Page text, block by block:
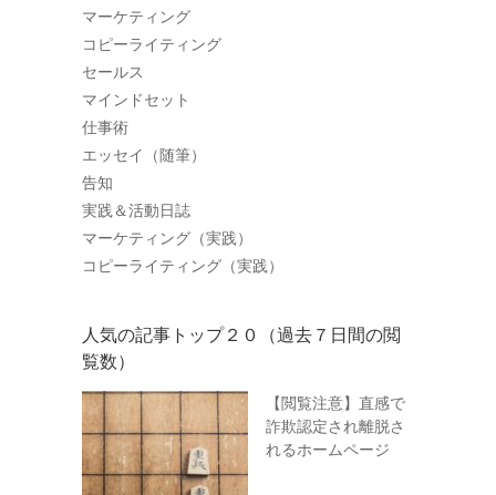
マーケティング
コピーライティング
セールス
マインドセット
仕事術
エッセイ（随筆）
告知
実践＆活動日誌
マーケティング（実践）
コピーライティング（実践）
人気の記事トップ２０（過去７日間の閲
覧数）
【閲覧注意】直感で
詐欺認定され離脱さ
れるホームページ